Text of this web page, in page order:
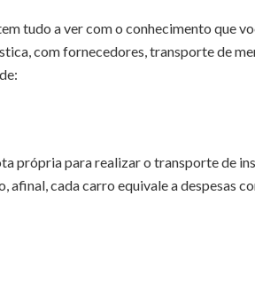
tudo a ver com o conhecimento que
com fornecedores, transporte de
própria para realizar o transporte de
afinal, cada carro equivale a despesas